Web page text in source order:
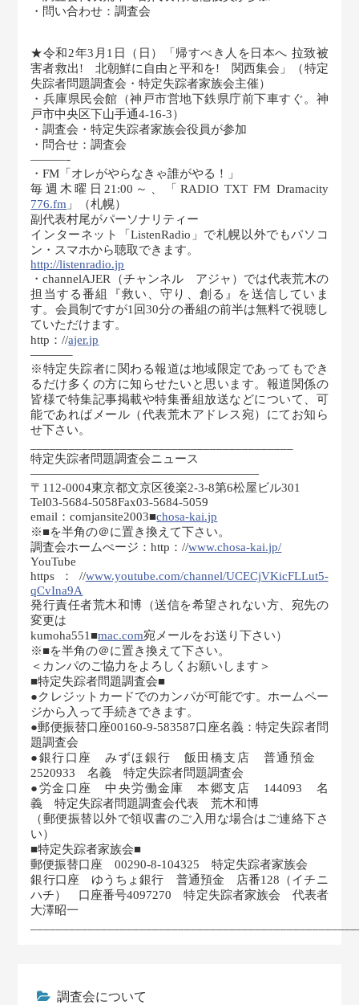
・問い合わせ：調査会
★令和2年3月1日（日）「帰すべき人を日本へ 拉致被
害者救出! 北朝鮮に自由と平和を! 関西集会」（特定
失踪者問題調査会・特定失踪者家族会主催）
・兵庫県民会館（神戸市営地下鉄県庁前下車すぐ。神
戸市中央区下山手通4-16-3）
・調査会・特定失踪者家族会役員が参加
・問合せ：調査会
———-
・FM「オレがやらなきゃ誰がやる！」
毎週木曜日21:00～、「RADIO TXT FM Dramacity
776.fm 」（札幌）
副代表村尾がパーソナリティー
インターネット「ListenRadio」で札幌以外でもパソコ
ン・スマホから聴取できます。
http://listenradio.jp
・channelAJER（チャンネル アジャ）では代表荒木の
担当する番組『救い、守り、創る』を送信していま
す。会員制ですが1回30分の番組の前半は無料で視聴し
ていただけます。
http：//ajer.jp
———–
※特定失踪者に関わる報道は地域限定であってもでき
るだけ多くの方に知らせたいと思います。報道関係の
皆様で特集記事掲載や特集番組放送などについて、可
能であればメール（代表荒木アドレス宛）にてお知ら
せ下さい。
特定失踪者問題調査会ニュース
———————————————————
〒112-0004東京都文京区後楽2-3-8第6松屋ビル301
Tel03-5684-5058Fax03-5684-5059
email：comjansite2003■chosa-kai.jp
※■を半角の＠に置き換えて下さい。
調査会ホームぺージ：http：//www.chosa-kai.jp/
YouTube
https：//www.youtube.com/channel/UCECjVKicFLLut5-
qCvIna9A
発行責任者荒木和博（送信を希望されない方、宛先の
変更は
kumoha551■mac.com宛メールをお送り下さい）
※■を半角の＠に置き換えて下さい。
＜カンパのご協力をよろしくお願いします＞
■特定失踪者問題調査会■
●クレジットカードでのカンパが可能です。ホームペー
ジから入って手続きできます。
●郵便振替口座00160-9-583587口座名義：特定失踪者問
題調査会
●銀行口座 みずほ銀行 飯田橋支店 普通預金
2520933 名義 特定失踪者問題調査会
●労金口座 中央労働金庫 本郷支店 144093 名
義 特定失踪者問題調査会代表 荒木和博
（郵便振替以外で領収書のご入用な場合はご連絡下さ
い）
■特定失踪者家族会■
郵便振替口座 00290-8-104325 特定失踪者家族会
銀行口座 ゆうちょ銀行 普通預金 店番128（イチニ
ハチ） 口座番号4097270 特定失踪者家族会 代表者
大澤昭一
調査会について